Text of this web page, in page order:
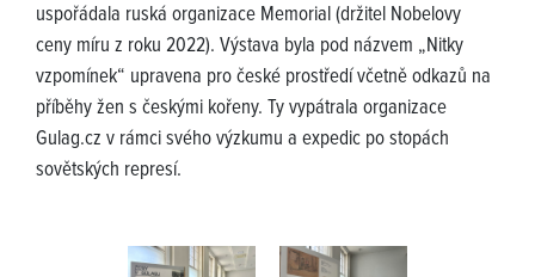
uspořádala ruská organizace Memorial (držitel Nobelovy
ceny míru z roku 2022). Výstava byla pod názvem „Nitky
vzpomínek“ upravena pro české prostředí včetně odkazů na
příběhy žen s českými kořeny. Ty vypátrala organizace
Gulag.cz v rámci svého výzkumu a expedic po stopách
sovětských represí.